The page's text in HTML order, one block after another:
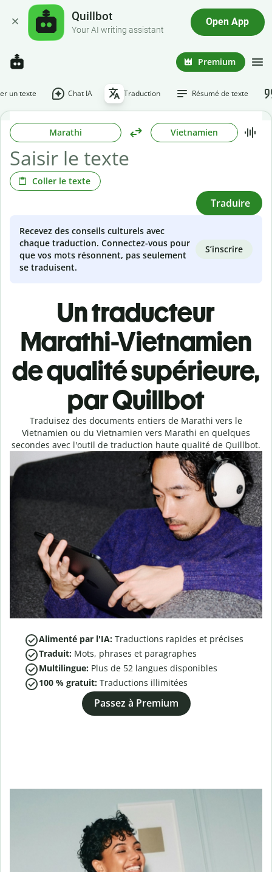
Quillbot
Your AI writing assistant
Open App
Premium
un texte Chat IA Traduction Résumé de texte
Marathi Vietnamien
Coller le texte
Traduire
Recevez des conseils culturels avec
chaque traduction. Connectez-vous pour
que vos mots résonnent, pas seulement
se traduisent.
S’inscrire
Un traducteur
Marathi-Vietnamien
de qualité supérieure,
par Quillbot
Traduisez des documents entiers de Marathi vers le
Vietnamien ou du Vietnamien vers Marathi en quelques
secondes avec l'outil de traduction haute qualité de Quillbot.
Alimenté par l'IA: Traductions rapides et précises
Traduit: Mots, phrases et paragraphes
Multilingue: Plus de 52 langues disponibles
100 % gratuit: Traductions illimitées
Passez à Premium